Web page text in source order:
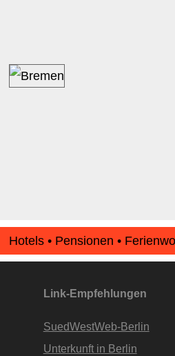
Hotels • Pensionen •
Apartments • www.Finde-
Link-Empfehlungen
SuedWestWeb-Berlin
Unterkunft in Berlin